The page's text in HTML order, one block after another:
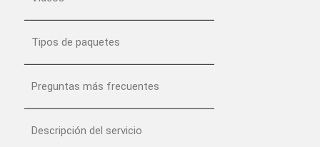
Tipos de paquetes
Preguntas más frecuentes
Descripción del servicio